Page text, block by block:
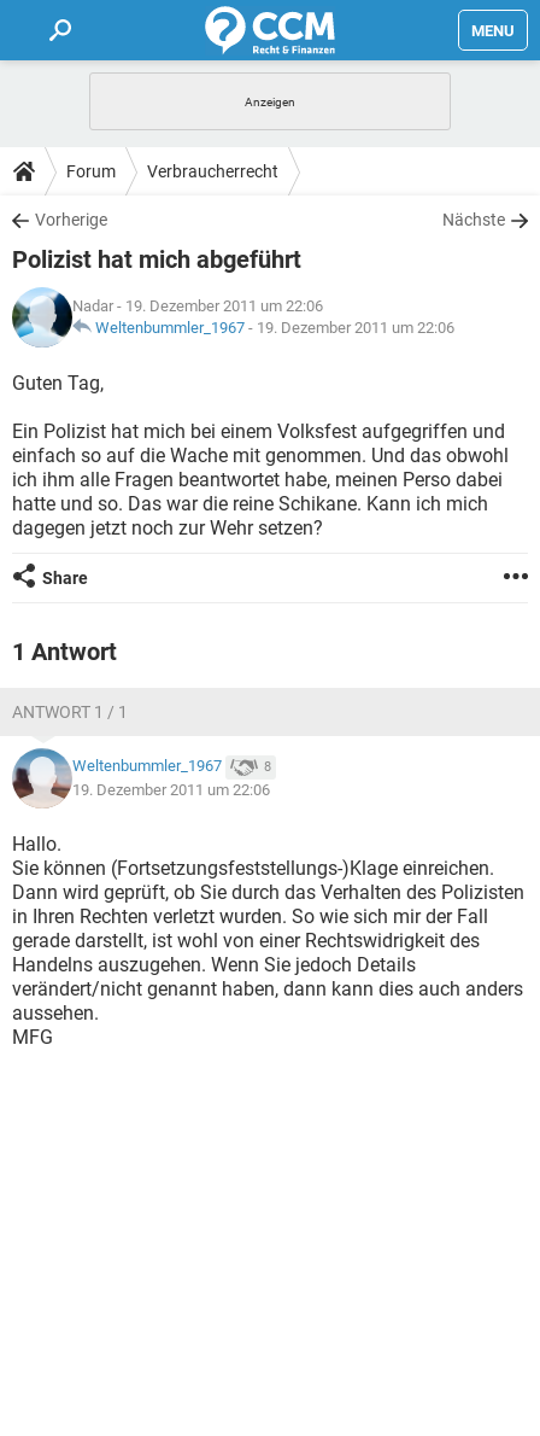
MENU
FORUM
TIPPS
Forum Verbraucherrecht
Vorherige Nächste
Polizist hat mich abgeführt
Nadar - 19. Dezember 2011 um 22:06
Weltenbummler_1967 - 19. Dezember 2011 um 22:06
Guten Tag,
Ein Polizist hat mich bei einem Volksfest aufgegriffen und
einfach so auf die Wache mit genommen. Und das obwohl
ich ihm alle Fragen beantwortet habe, meinen Perso dabei
hatte und so. Das war die reine Schikane. Kann ich mich
dagegen jetzt noch zur Wehr setzen?
Share
1 Antwort
ANTWORT 1 / 1
Weltenbummler_1967 8
19. Dezember 2011 um 22:06
Hallo.
Sie können (Fortsetzungsfeststellungs-)Klage einreichen.
Dann wird geprüft, ob Sie durch das Verhalten des Polizisten
in Ihren Rechten verletzt wurden. So wie sich mir der Fall
gerade darstellt, ist wohl von einer Rechtswidrigkeit des
Handelns auszugehen. Wenn Sie jedoch Details
verändert/nicht genannt haben, dann kann dies auch anders
aussehen.
MFG